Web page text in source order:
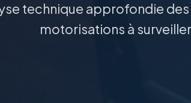
technique approfondie
motorisations à